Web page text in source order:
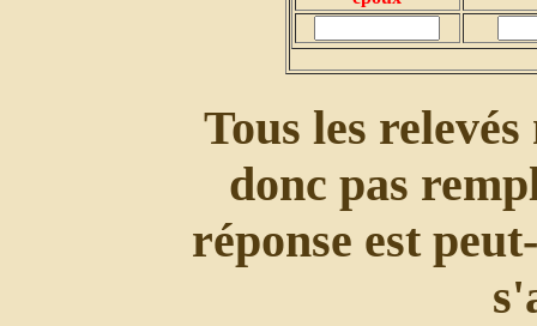
Tous les
donc pas
réponse est